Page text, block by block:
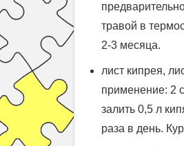
травой в
2-3 месяца.
лист кипрея,
применение: 2
залить 0,5 л
раза в день.